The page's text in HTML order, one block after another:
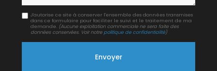
J'autorise ce site à conserver l'ensemble des données transmises
dans ce formulaire pour faciliter le suivi et le traitement de ma
demande. (Aucune exploitation commerciale ne sera faite des
données conservées. Voir notre politique de confidentialité)